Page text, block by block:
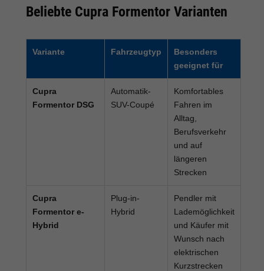
Beliebte Cupra Formentor Varianten
Variante Fahrzeugtyp
Besonders
geeignet für
Cupra
Formentor DSG
Automatik-
SUV-Coupé
Komfortables
Fahren im
Alltag,
Berufsverkehr
und auf
längeren
Strecken
Cupra
Formentor e-
Hybrid
Plug-in-
Hybrid
Pendler mit
Lademöglichkeit
und Käufer mit
Wunsch nach
elektrischen
Kurzstrecken